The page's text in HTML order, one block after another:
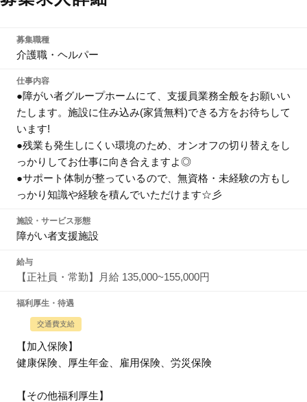
募集職種
介護職・ヘルパー
仕事内容
●障がい者グループホームにて、支援員業務全般をお願いい
たします。施設に住み込み(家賃無料)できる方をお待ちして
います!
●残業も発生しにくい環境のため、オンオフの切り替えをし
っかりしてお仕事に向き合えますよ◎
●サポート体制が整っているので、無資格・未経験の方もし
っかり知識や経験を積んでいただけます☆彡
施設・サービス形態
障がい者支援施設
給与
【正社員・常勤】月給 135,000~155,000円
福利厚生・待遇
交通費支給
【加入保険】
健康保険、厚生年金、雇用保険、労災保険
【その他福利厚生】